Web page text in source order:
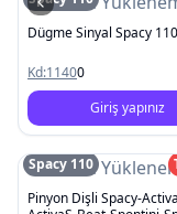
Dügme Sinyal Spacy 110
Kd:11400
Giriş yapınız
Resim
Spacy 110
Pinyon Dişli Spacy-